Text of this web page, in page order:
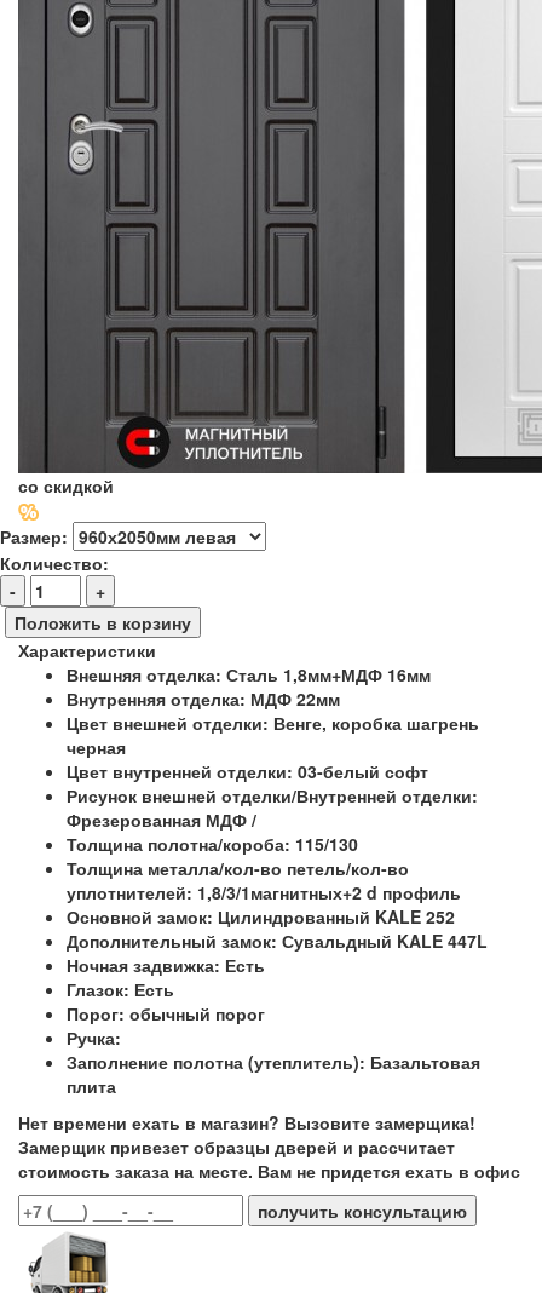
со скидкой
Размер:
Количество:
-
+
Положить в корзину
Характеристики
Внешняя отделка: Сталь 1,8мм+МДФ 16мм
Внутренняя отделка: МДФ 22мм
Цвет внешней отделки: Венге, коробка шагрень
черная
Цвет внутренней отделки: 03-белый софт
Рисунок внешней отделки/Внутренней отделки:
Фрезерованная МДФ /
Толщина полотна/короба: 115/130
Толщина металла/кол-во петель/кол-во
уплотнителей: 1,8/3/1магнитных+2 d профиль
Основной замок: Цилиндрованный KALE 252
Дополнительный замок: Сувальдный KALE 447L
Ночная задвижка: Есть
Глазок: Есть
Порог: обычный порог
Ручка:
Заполнение полотна (утеплитель): Базальтовая
плита
Нет времени ехать в магазин? Вызовите замерщика!
Замерщик привезет образцы дверей и рассчитает
стоимость заказа на месте. Вам не придется ехать в офис
получить консультацию